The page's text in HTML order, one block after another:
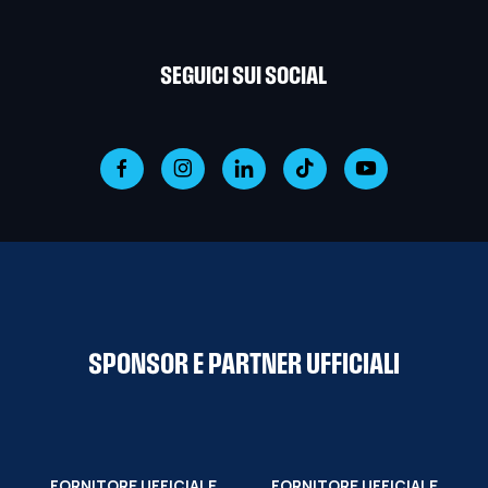
SEGUICI SUI SOCIAL
SPONSOR E PARTNER UFFICIALI